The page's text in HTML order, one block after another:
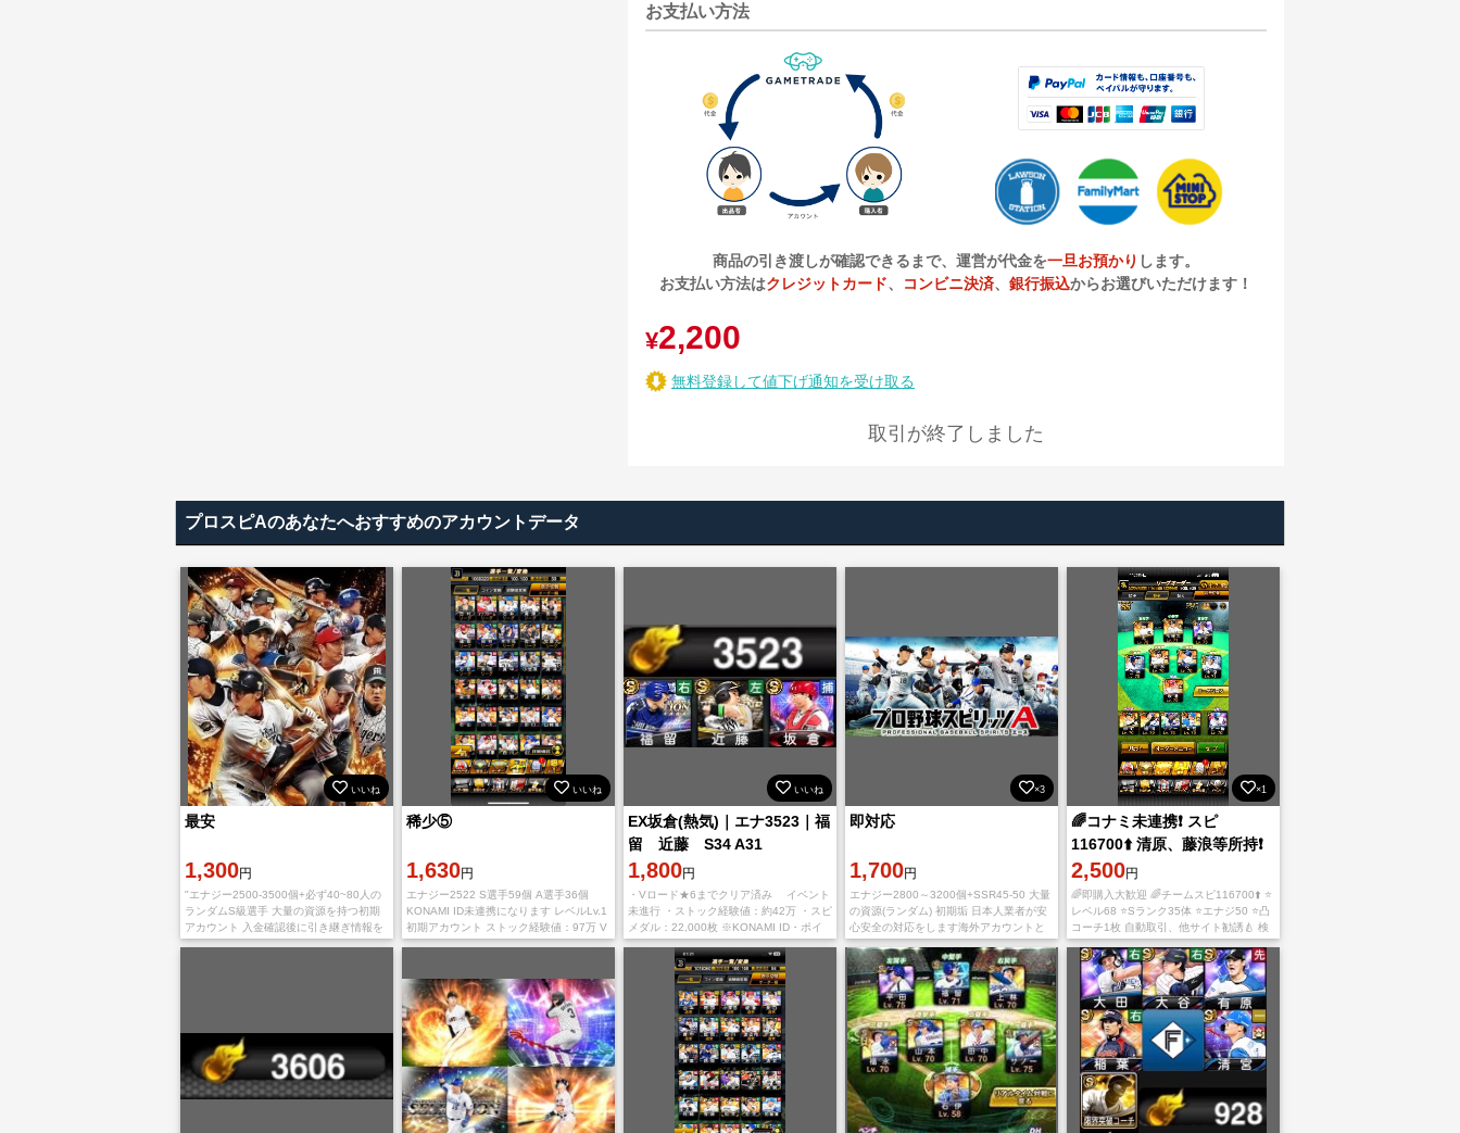
お支払い方法
商品の引き渡しが確認できるまで、運営が代金を一旦お預かり します。
お支払い方法はクレジットカード、 コンビニ決済、 銀行振込からお選びいただけます！
¥2,200
無料登録して値下げ通知を受け取る
取引が終了しました
プロスピAのあなたへおすすめのアカウントデータ
いいね
最安
1,300円
"エナジー2500-3500個+必ず40~80人の
ランダムS級選手 大量の資源を持つ初期
アカウント 入金確認後に引き継ぎ情報を
お送り致します。 お支払い後すぐに発送
いいね
稀少⑤
1,630円
エナジー2522 S選手59個 A選手36個
KONAMI ID未連携になります レベルLv.1
初期アカウント ストック経験値：97万 V
ロード未進行 購入後、1時間以内にお支
いいね
EX坂倉(熱気)｜エナ3523｜福
留 近藤 S34 A31
1,800円
・Vロード★6までクリア済み イベント
未進行 ・ストック経験値：約42万 ・スピ
メダル：22,000枚 ※KONAMI ID・ポイ
ントクラブ等未連携 即購入歓迎です。 ご
×3
即対応
1,700円
エナジー2800～3200個+SSR45-50 大量
の資源(ランダム) 初期垢 日本人業者が安
心安全の対応をします海外アカウントと
違って 購入したアカウントのBANなどは
ないのでご安心ください。(.32
×1
🌈コナミ未連携❗️ スピ
116700⬆️ 清原、藤浪等所持❗️
2,500円
🌈即購入大歓迎 🌈チームスピ116700⬆️ ⭐️
レベル68 ⭐️Sランク35体 ⭐️エナジ50 ⭐️凸
コーチ1枚 自動取引、他サイト勧誘🍐 検
索用 大谷翔平、極、覇王、柳田悠岐 ダ